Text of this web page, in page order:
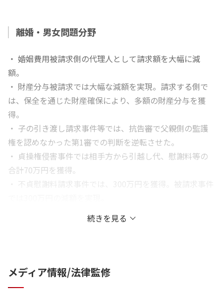
相続分野では、私自身が大きな相続紛争を経験したことも
けるよう心掛けております。
企業法務分野では、私の父が中小企業の経営者だったこと
もあり、スタートアップ企業や中小企業の経営者の皆様を
支える仕事に喜びを感じております。優良企業を経営者の
皆様と共に飛躍させるお手伝いができればと考えておりま
す。
離婚・男女問題分野
・ 婚姻費用被請求側の代理人として請求額を大幅に減
額。
・ 財産分与被請求では大幅な減額を実現。請求する側で
は、保全を通じた財産確保により、多額の財産分与を獲
得。
・ 子の引き渡し請求事件等では、抗告審で父親側の監護
権を認めなかった第1審での判断を逆転させた。
・ 貞操権侵害事件では相手方から引越し代、慰謝料等の
合計70万円を獲得。
・ 不貞慰謝料請求事件では、300万円を獲得。被請求事件
残業代等の使用者側の反論を制し、多数の事件を解決。
・ 解雇事件は労働審判での判断を覆し、訴訟で地道な立
続きを見る
メディア情報/法律監修